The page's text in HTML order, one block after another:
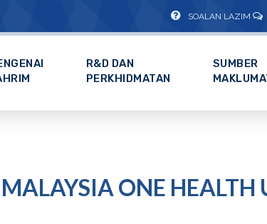
SOALAN LAZIM
R&D DAN
PERKHIDMATAN
SUMBER
ONE HEALTH